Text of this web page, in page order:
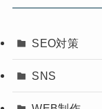
SEO対策
SNS